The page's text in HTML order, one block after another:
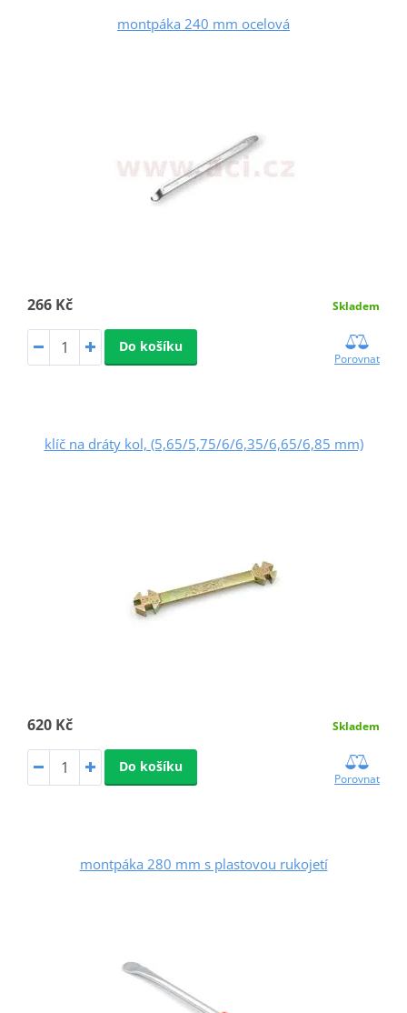
montpáka 240 mm ocelová
266 Kč Skladem
Do košíku
Porovnat
klíč na dráty kol, (5,65/5,75/6/6,35/6,65/6,85 mm)
620 Kč Skladem
Do košíku
Porovnat
montpáka 280 mm s plastovou rukojetí